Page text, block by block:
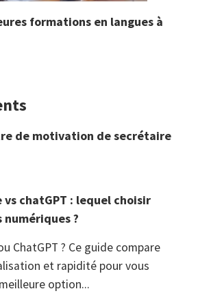
formations en langues à
de motivation de secrétaire
chatGPT : lequel choisir
?
ChatGPT ? Ce guide compare
et rapidité pour vous
option...